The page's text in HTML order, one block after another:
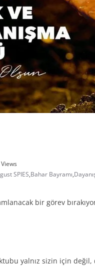
SPIES,Bahar Bayramı,
bir görev
yalnız sizin için